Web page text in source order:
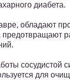
диабета.
обладают
предотвращают
сосудистой
для